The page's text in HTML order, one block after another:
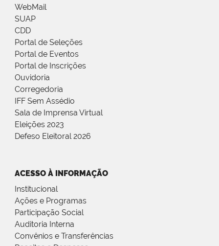
WebMail
SUAP
CDD
Portal de Seleções
Portal de Eventos
Portal de Inscrições
Ouvidoria
Corregedoria
IFF Sem Assédio
Sala de Imprensa Virtual
Eleições 2023
Defeso Eleitoral 2026
ACESSO À INFORMAÇÃO
Institucional
Ações e Programas
Participação Social
Auditoria Interna
Convênios e Transferências